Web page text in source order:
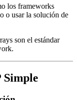
los frameworks
o usar la solución de
son el estándar
Simple